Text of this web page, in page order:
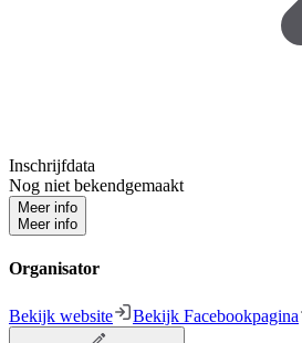
Inschrijfdata
Nog niet bekendgemaakt
Meer info
Meer info
Organisator
Bekijk website Bekijk Facebookpagina